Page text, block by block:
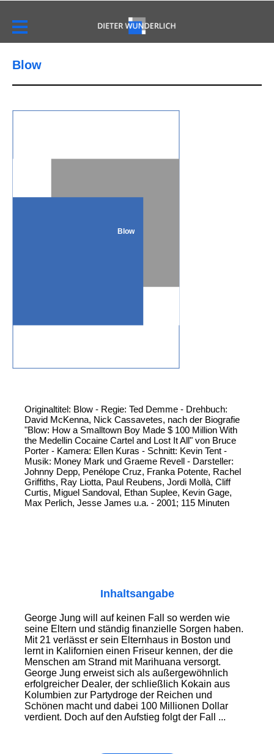
Blow
Blow
Originaltitel: Blow - Regie: Ted Demme - Drehbuch:
David McKenna, Nick Cassavetes, nach der Biografie
"Blow: How a Smalltown Boy Made $ 100 Million With
the Medellin Cocaine Cartel and Lost It All" von Bruce
Porter - Kamera: Ellen Kuras - Schnitt: Kevin Tent -
Musik: Money Mark und Graeme Revell - Darsteller:
Johnny Depp, Penélope Cruz, Franka Potente, Rachel
Griffiths, Ray Liotta, Paul Reubens, Jordi Mollà, Cliff
Curtis, Miguel Sandoval, Ethan Suplee, Kevin Gage,
Max Perlich, Jesse James u.a. - 2001; 115 Minuten
Inhaltsangabe
George Jung will auf keinen Fall so werden wie
seine Eltern und ständig finanzielle Sorgen haben.
Mit 21 verlässt er sein Elternhaus in Boston und
lernt in Kalifornien einen Friseur kennen, der die
Menschen am Strand mit Marihuana versorgt.
George Jung erweist sich als außergewöhnlich
erfolgreicher Dealer, der schließlich Kokain aus
Kolumbien zur Partydroge der Reichen und
Schönen macht und dabei 100 Millionen Dollar
verdient. Doch auf den Aufstieg folgt der Fall ...